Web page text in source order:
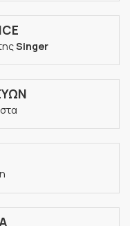
Singer